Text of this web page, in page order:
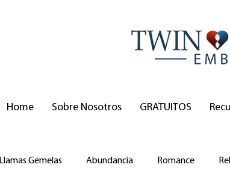
Home Sobre Nosotros GRATUITOS
Llamas Gemelas Abundancia Romance